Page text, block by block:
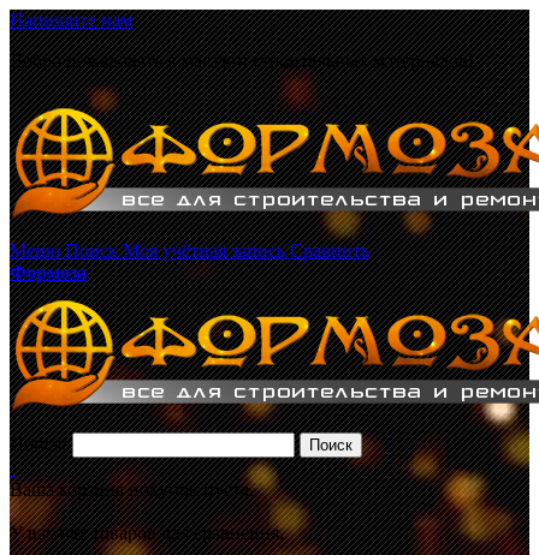
Напишите нам
Добро пожаловать в магазин строительных материалов!
Меню Поиск Моя учётная запись Сравнить
Формоза
Поиск: Поиск
Ваша корзина покупок пуста.
У вас нет товаров для сравнения.